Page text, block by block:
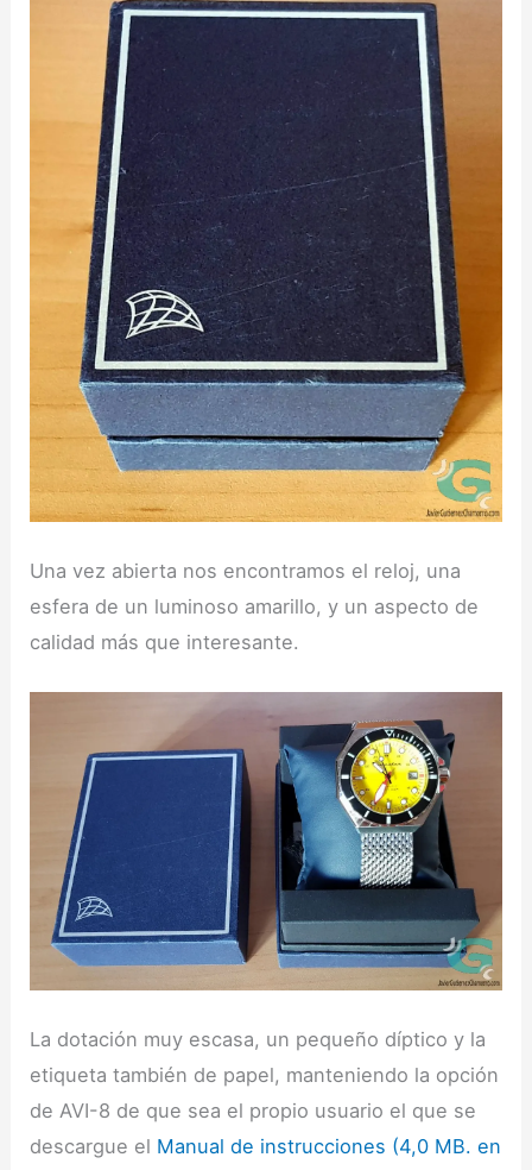
Una vez abierta nos encontramos el reloj, una
esfera de un luminoso amarillo, y un aspecto de
calidad más que interesante.
La dotación muy escasa, un pequeño díptico y la
etiqueta también de papel, manteniendo la opción
de AVI-8 de que sea el propio usuario el que se
descargue el Manual de instrucciones (4,0 MB. en